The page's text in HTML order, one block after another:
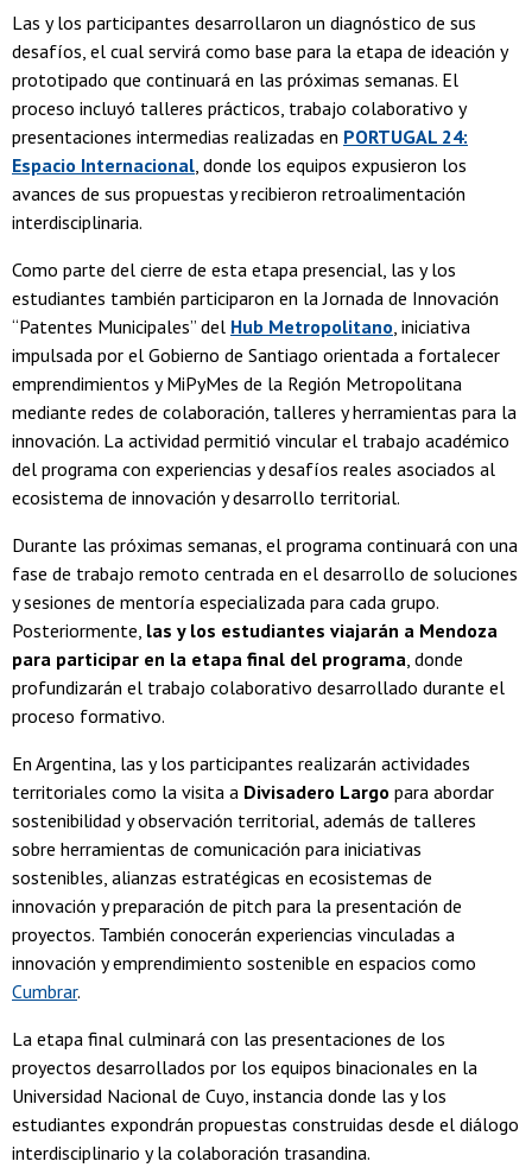
Las y los participantes desarrollaron un diagnóstico de sus
desafíos, el cual servirá como base para la etapa de ideación y
prototipado que continuará en las próximas semanas. El
proceso incluyó talleres prácticos, trabajo colaborativo y
presentaciones intermedias realizadas en PORTUGAL 24:
Espacio Internacional , donde los equipos expusieron los
avances de sus propuestas y recibieron retroalimentación
interdisciplinaria.
Como parte del cierre de esta etapa presencial, las y los
estudiantes también participaron en la Jornada de Innovación
“Patentes Municipales” del Hub Metropolitano , iniciativa
impulsada por el Gobierno de Santiago orientada a fortalecer
emprendimientos y MiPyMes de la Región Metropolitana
mediante redes de colaboración, talleres y herramientas para la
innovación. La actividad permitió vincular el trabajo académico
del programa con experiencias y desafíos reales asociados al
ecosistema de innovación y desarrollo territorial.
Durante las próximas semanas, el programa continuará con una
fase de trabajo remoto centrada en el desarrollo de soluciones
y sesiones de mentoría especializada para cada grupo.
Posteriormente, las y los estudiantes viajarán a Mendoza
para participar en la etapa final del programa , donde
profundizarán el trabajo colaborativo desarrollado durante el
proceso formativo.
En Argentina, las y los participantes realizarán actividades
territoriales como la visita a Divisadero Largo para abordar
sostenibilidad y observación territorial, además de talleres
sobre herramientas de comunicación para iniciativas
sostenibles, alianzas estratégicas en ecosistemas de
innovación y preparación de pitch para la presentación de
proyectos. También conocerán experiencias vinculadas a
innovación y emprendimiento sostenible en espacios como
Cumbrar.
La etapa final culminará con las presentaciones de los
proyectos desarrollados por los equipos binacionales en la
Universidad Nacional de Cuyo, instancia donde las y los
estudiantes expondrán propuestas construidas desde el diálogo
interdisciplinario y la colaboración trasandina.